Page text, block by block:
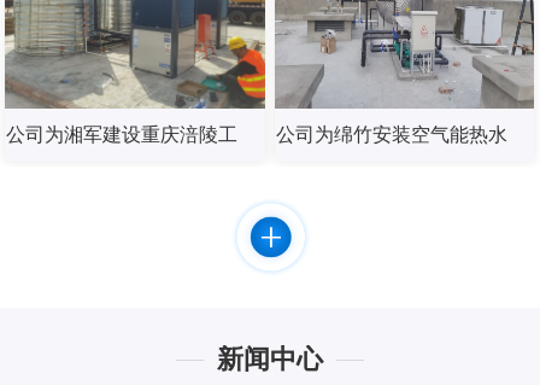
公司为湘军建设重庆涪陵工 公司为绵竹安装空气能热水
新闻中心